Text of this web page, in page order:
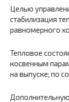
Целью
стабилизация
равномерного
Тепловое
косвенным
на выпуске; по